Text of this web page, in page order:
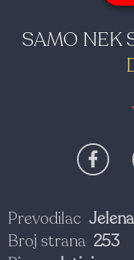
SAMO NEK
Prevodilac
Broj strana 253